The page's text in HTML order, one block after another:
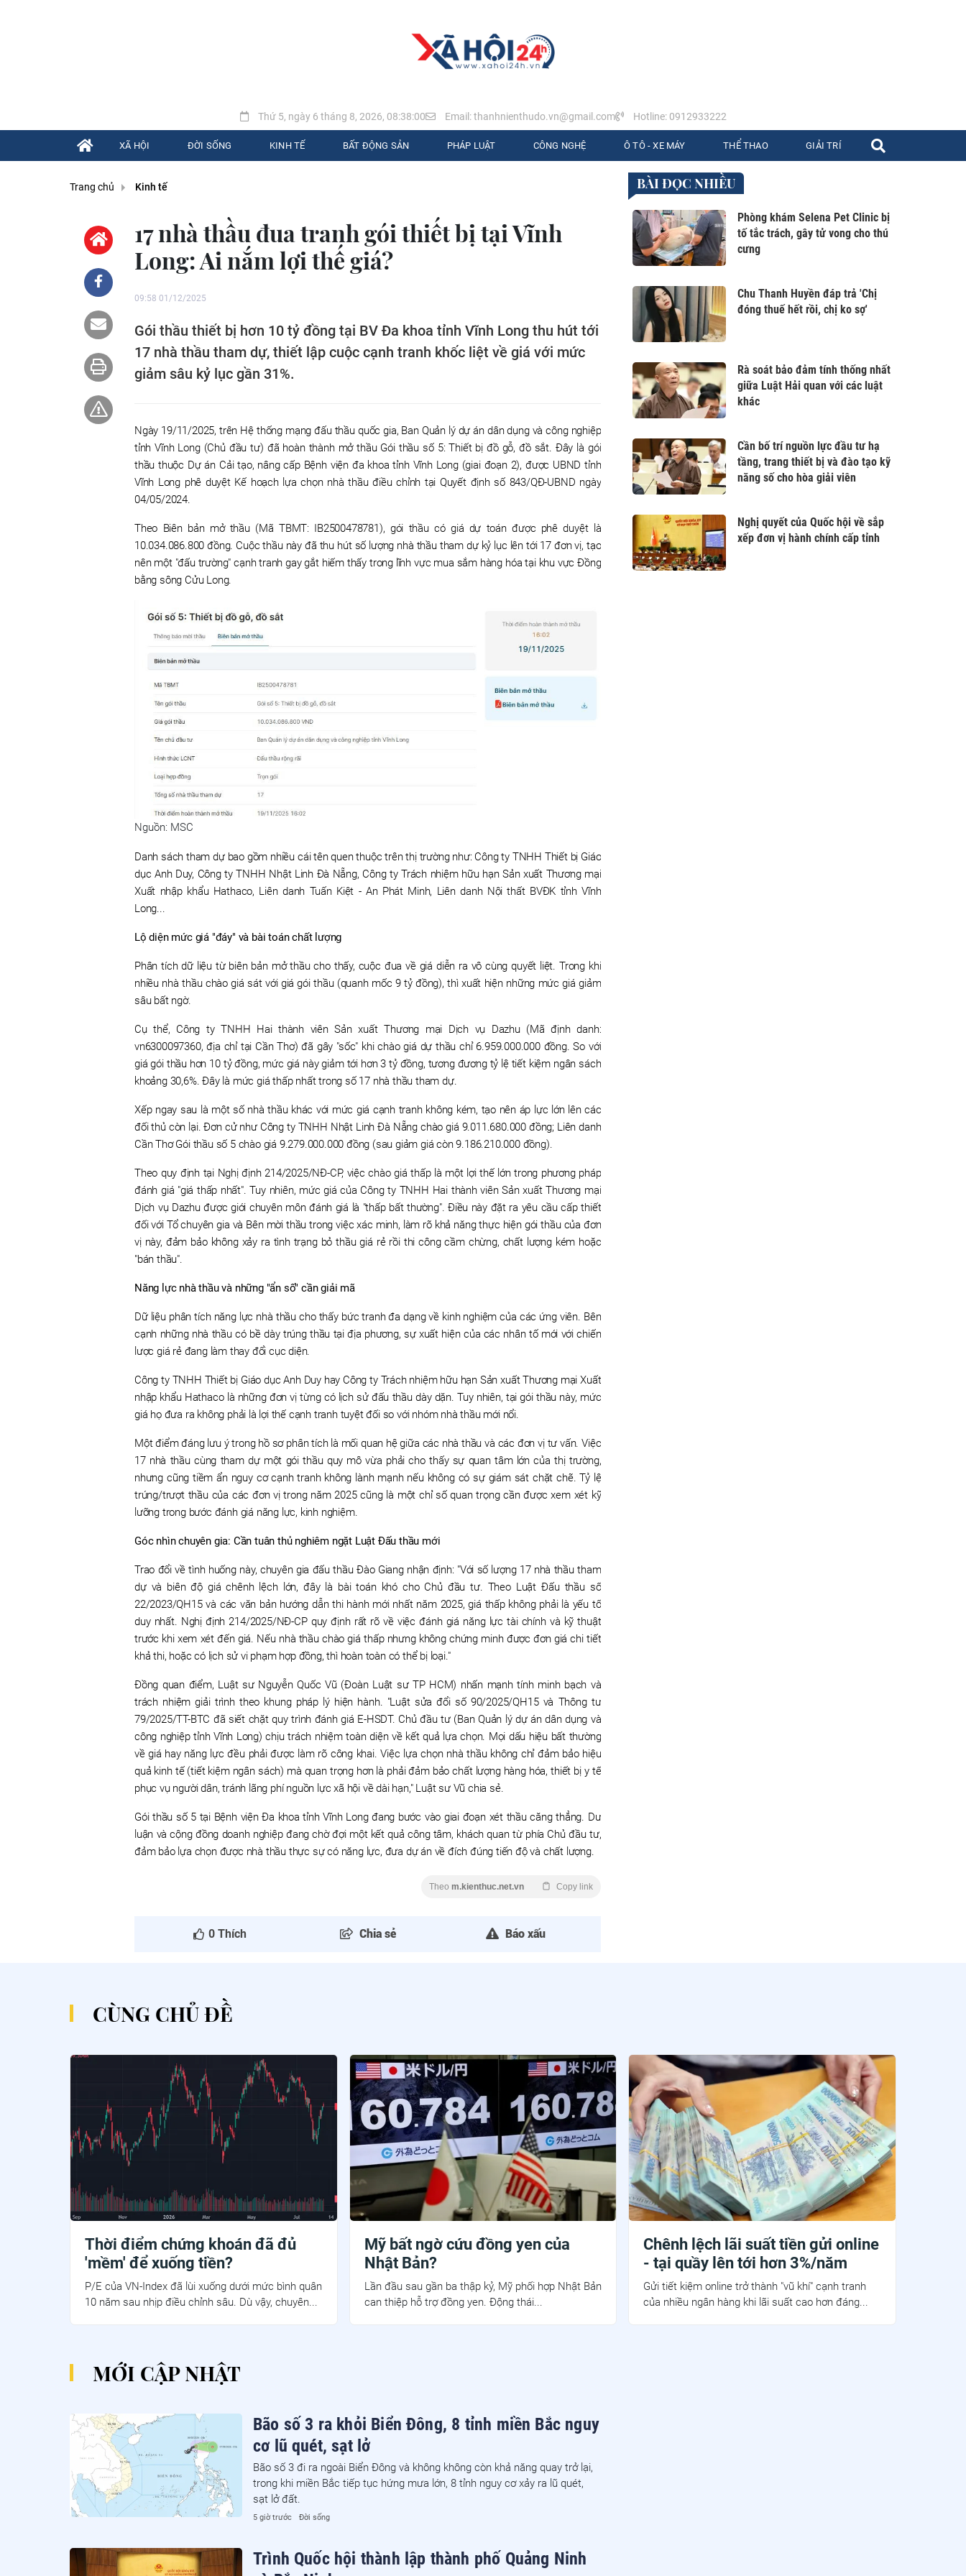
Thứ 5, ngày 6 tháng 8, 2026, 08:38:01 Email: thanhnienthudo.vn@gmail.com Hotline: 0912933222
XÃ HỘI ĐỜI SỐNG KINH TẾ BẤT ĐỘNG SẢN PHÁP LUẬT CÔNG NGHỆ Ô TÔ - XE MÁY THỂ THAO GIẢI TRÍ
Trang chủ Kinh tế
17 nhà thầu đua tranh gói thiết bị tại Vĩnh
Long: Ai nắm lợi thế giá?
09:58 01/12/2025
Gói thầu thiết bị hơn 10 tỷ đồng tại BV Đa khoa tỉnh Vĩnh Long thu hút tới
17 nhà thầu tham dự, thiết lập cuộc cạnh tranh khốc liệt về giá với mức
giảm sâu kỷ lục gần 31%.
Ngày 19/11/2025, trên Hệ thống mạng đấu thầu quốc gia, Ban Quản lý dự án dân dụng và công nghiệp
tỉnh Vĩnh Long (Chủ đầu tư) đã hoàn thành mở thầu Gói thầu số 5: Thiết bị đồ gỗ, đồ sắt. Đây là gói
thầu thuộc Dự án Cải tạo, nâng cấp Bệnh viện đa khoa tỉnh Vĩnh Long (giai đoạn 2), được UBND tỉnh
Vĩnh Long phê duyệt Kế hoạch lựa chọn nhà thầu điều chỉnh tại Quyết định số 843/QĐ-UBND ngày
04/05/2024.
Theo Biên bản mở thầu (Mã TBMT: IB2500478781), gói thầu có giá dự toán được phê duyệt là
10.034.086.800 đồng. Cuộc thầu này đã thu hút số lượng nhà thầu tham dự kỷ lục lên tới 17 đơn vị, tạo
nên một "đấu trường" cạnh tranh gay gắt hiếm thấy trong lĩnh vực mua sắm hàng hóa tại khu vực Đồng
bằng sông Cửu Long.
Nguồn: MSC
Danh sách tham dự bao gồm nhiều cái tên quen thuộc trên thị trường như: Công ty TNHH Thiết bị Giáo
dục Anh Duy, Công ty TNHH Nhật Linh Đà Nẵng, Công ty Trách nhiệm hữu hạn Sản xuất Thương mại
Xuất nhập khẩu Hathaco, Liên danh Tuấn Kiệt - An Phát Minh, Liên danh Nội thất BVĐK tỉnh Vĩnh
Long...
Lộ diện mức giá "đáy" và bài toán chất lượng
Phân tích dữ liệu từ biên bản mở thầu cho thấy, cuộc đua về giá diễn ra vô cùng quyết liệt. Trong khi
nhiều nhà thầu chào giá sát với giá gói thầu (quanh mốc 9 tỷ đồng), thì xuất hiện những mức giá giảm
sâu bất ngờ.
Cụ thể, Công ty TNHH Hai thành viên Sản xuất Thương mại Dịch vụ Dazhu (Mã định danh:
vn6300097360, địa chỉ tại Cần Thơ) đã gây "sốc" khi chào giá dự thầu chỉ 6.959.000.000 đồng. So với
giá gói thầu hơn 10 tỷ đồng, mức giá này giảm tới hơn 3 tỷ đồng, tương đương tỷ lệ tiết kiệm ngân sách
khoảng 30,6%. Đây là mức giá thấp nhất trong số 17 nhà thầu tham dự.
Xếp ngay sau là một số nhà thầu khác với mức giá cạnh tranh không kém, tạo nên áp lực lớn lên các
đối thủ còn lại. Đơn cử như Công ty TNHH Nhật Linh Đà Nẵng chào giá 9.011.680.000 đồng; Liên danh
Cần Thơ Gói thầu số 5 chào giá 9.279.000.000 đồng (sau giảm giá còn 9.186.210.000 đồng).
Theo quy định tại Nghị định 214/2025/NĐ-CP, việc chào giá thấp là một lợi thế lớn trong phương pháp
đánh giá "giá thấp nhất". Tuy nhiên, mức giá của Công ty TNHH Hai thành viên Sản xuất Thương mại
Dịch vụ Dazhu được giới chuyên môn đánh giá là "thấp bất thường". Điều này đặt ra yêu cầu cấp thiết
đối với Tổ chuyên gia và Bên mời thầu trong việc xác minh, làm rõ khả năng thực hiện gói thầu của đơn
vị này, đảm bảo không xảy ra tình trạng bỏ thầu giá rẻ rồi thi công cầm chừng, chất lượng kém hoặc
"bán thầu".
Năng lực nhà thầu và những "ẩn số" cần giải mã
Dữ liệu phân tích năng lực nhà thầu cho thấy bức tranh đa dạng về kinh nghiệm của các ứng viên. Bên
cạnh những nhà thầu có bề dày trúng thầu tại địa phương, sự xuất hiện của các nhân tố mới với chiến
lược giá rẻ đang làm thay đổi cục diện.
Công ty TNHH Thiết bị Giáo dục Anh Duy hay Công ty Trách nhiệm hữu hạn Sản xuất Thương mại Xuất
nhập khẩu Hathaco là những đơn vị từng có lịch sử đấu thầu dày dặn. Tuy nhiên, tại gói thầu này, mức
giá họ đưa ra không phải là lợi thế cạnh tranh tuyệt đối so với nhóm nhà thầu mới nổi.
Một điểm đáng lưu ý trong hồ sơ phân tích là mối quan hệ giữa các nhà thầu và các đơn vị tư vấn. Việc
17 nhà thầu cùng tham dự một gói thầu quy mô vừa phải cho thấy sự quan tâm lớn của thị trường,
nhưng cũng tiềm ẩn nguy cơ cạnh tranh không lành mạnh nếu không có sự giám sát chặt chẽ. Tỷ lệ
trúng/trượt thầu của các đơn vị trong năm 2025 cũng là một chỉ số quan trọng cần được xem xét kỹ
lưỡng trong bước đánh giá năng lực, kinh nghiệm.
Góc nhìn chuyên gia: Cần tuân thủ nghiêm ngặt Luật Đấu thầu mới
Trao đổi về tình huống này, chuyên gia đấu thầu Đào Giang nhận định: "Với số lượng 17 nhà thầu tham
dự và biên độ giá chênh lệch lớn, đây là bài toán khó cho Chủ đầu tư. Theo Luật Đấu thầu số
22/2023/QH15 và các văn bản hướng dẫn thi hành mới nhất năm 2025, giá thấp không phải là yếu tố
duy nhất. Nghị định 214/2025/NĐ-CP quy định rất rõ về việc đánh giá năng lực tài chính và kỹ thuật
trước khi xem xét đến giá. Nếu nhà thầu chào giá thấp nhưng không chứng minh được đơn giá chi tiết
khả thi, hoặc có lịch sử vi phạm hợp đồng, thì hoàn toàn có thể bị loại."
Đồng quan điểm, Luật sư Nguyễn Quốc Vũ (Đoàn Luật sư TP HCM) nhấn mạnh tính minh bạch và
trách nhiệm giải trình theo khung pháp lý hiện hành. "Luật sửa đổi số 90/2025/QH15 và Thông tư
79/2025/TT-BTC đã siết chặt quy trình đánh giá E-HSDT. Chủ đầu tư (Ban Quản lý dự án dân dụng và
công nghiệp tỉnh Vĩnh Long) chịu trách nhiệm toàn diện về kết quả lựa chọn. Mọi dấu hiệu bất thường
về giá hay năng lực đều phải được làm rõ công khai. Việc lựa chọn nhà thầu không chỉ đảm bảo hiệu
quả kinh tế (tiết kiệm ngân sách) mà quan trọng hơn là phải đảm bảo chất lượng hàng hóa, thiết bị y tế
phục vụ người dân, tránh lãng phí nguồn lực xã hội về dài hạn," Luật sư Vũ chia sẻ.
Gói thầu số 5 tại Bệnh viện Đa khoa tỉnh Vĩnh Long đang bước vào giai đoạn xét thầu căng thẳng. Dư
luận và cộng đồng doanh nghiệp đang chờ đợi một kết quả công tâm, khách quan từ phía Chủ đầu tư,
đảm bảo lựa chọn được nhà thầu thực sự có năng lực, đưa dự án về đích đúng tiến độ và chất lượng.
Theom.kienthuc.net.vn Copy link
0Thích Chia sẻ Báo xấu
BÀI ĐỌC NHIỀU
Phòng khám Selena Pet Clinic bị
tố tắc trách, gây tử vong cho thú
cưng
Chu Thanh Huyền đáp trả 'Chị
đóng thuế hết rồi, chị ko sợ'
Rà soát bảo đảm tính thống nhất
giữa Luật Hải quan với các luật
khác
Cần bố trí nguồn lực đầu tư hạ
tầng, trang thiết bị và đào tạo kỹ
năng số cho hòa giải viên
Nghị quyết của Quốc hội về sắp
xếp đơn vị hành chính cấp tỉnh
CÙNG CHỦ ĐỀ
Thời điểm chứng khoán đã đủ
'mềm' để xuống tiền?
P/E của VN-Index đã lùi xuống dưới mức bình quân
10 năm sau nhịp điều chỉnh sâu. Dù vậy, chuyên...
Mỹ bất ngờ cứu đồng yen của
Nhật Bản?
Lần đầu sau gần ba thập kỷ, Mỹ phối hợp Nhật Bản
can thiệp hỗ trợ đồng yen. Động thái...
Chênh lệch lãi suất tiền gửi online
- tại quầy lên tới hơn 3%/năm
Gửi tiết kiệm online trở thành "vũ khí" cạnh tranh
của nhiều ngân hàng khi lãi suất cao hơn đáng...
MỚI CẬP NHẬT
Bão số 3 ra khỏi Biển Đông, 8 tỉnh miền Bắc nguy
cơ lũ quét, sạt lở
Bão số 3 đi ra ngoài Biển Đông và không không còn khả năng quay trở lại,
trong khi miền Bắc tiếp tục hứng mưa lớn, 8 tỉnh nguy cơ xảy ra lũ quét,
sạt lở đất.
5 giờ trước Đời sống
Trình Quốc hội thành lập thành phố Quảng Ninh